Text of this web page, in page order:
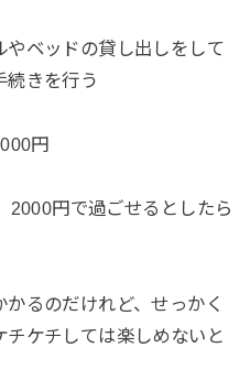
ベッドの貸し出しをして
続きを行う
円
2000円で過ごせるとしたら
るのだけれど、せっかく
ケチしては楽しめないと